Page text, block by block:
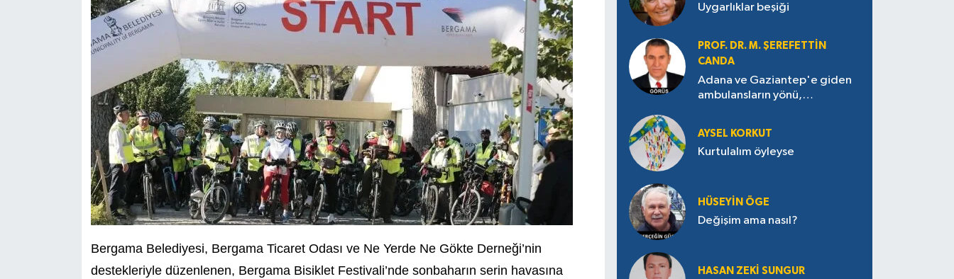
Bergama Belediyesi, Bergama Ticaret Odası ve Ne Yerde Ne Gökte Derneği’nin
destekleriyle düzenlenen, Bergama Bisiklet Festivali’nde sonbaharın serin havasına
Uygarlıklar beşiği
PROF. DR. M. ŞEREFETTIN
CANDA
Adana ve Gaziantep'e giden
ambulansların yönü,
AYSEL KORKUT
Kurtulalım öyleyse
HÜSEYIN ÖGE
Değişim ama nasıl?
HASAN ZEKI SUNGUR